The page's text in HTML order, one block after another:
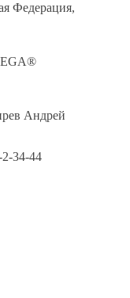
Федерация,
Андрей
2-34-44